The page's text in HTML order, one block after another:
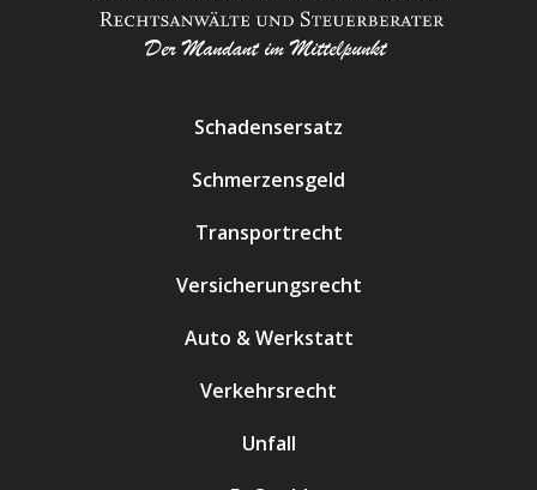
Schadensersatz
Schmerzensgeld
Transportrecht
Versicherungsrecht
Auto & Werkstatt
Verkehrsrecht
Unfall